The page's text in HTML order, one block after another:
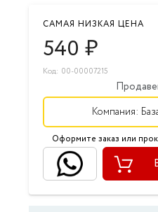
САМАЯ НИЗКАЯ ЦЕНА
540 ₽
Код: 00-00007215
Компания:
Оформите заказ или